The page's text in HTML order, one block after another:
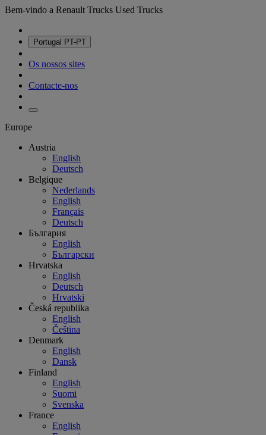
Bem-vindo a Renault Trucks Used Trucks
Portugal PT-PT
Os nossos sites
Contacte-nos
Europe
Austria
English
Deutsch
Belgique
Nederlands
English
Français
Deutsch
България
English
Български
Hrvatska
English
Deutsch
Hrvatski
Česká republika
English
Čeština
Denmark
English
Dansk
Finland
English
Suomi
Svenska
France
English